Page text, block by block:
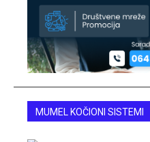
MUMEL KOČIONI SISTEMI